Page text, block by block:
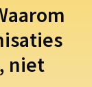
niet